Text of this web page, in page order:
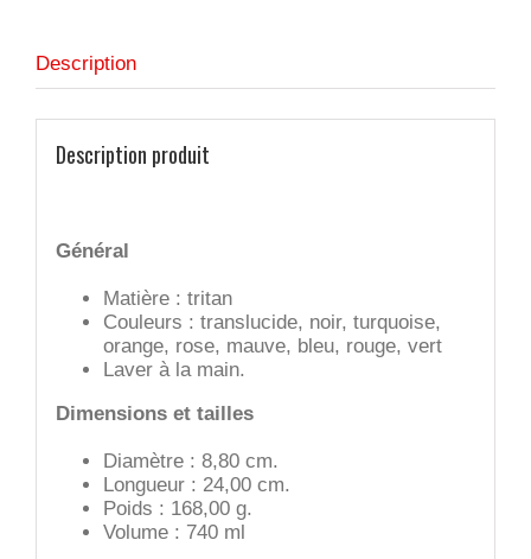
Description
Description produit
Général
Matière : tritan
Couleurs : translucide, noir, turquoise,
orange, rose, mauve, bleu, rouge, vert
Laver à la main.
Dimensions et tailles
Diamètre : 8,80 cm.
Longueur : 24,00 cm.
Poids : 168,00 g.
Volume : 740 ml